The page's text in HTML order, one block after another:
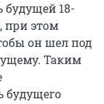
будущей 18-
при этом
он шел под
Таким
будущего